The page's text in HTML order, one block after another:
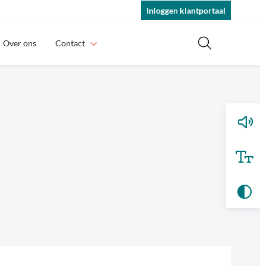
Inloggen klantportaal
Over ons Contact